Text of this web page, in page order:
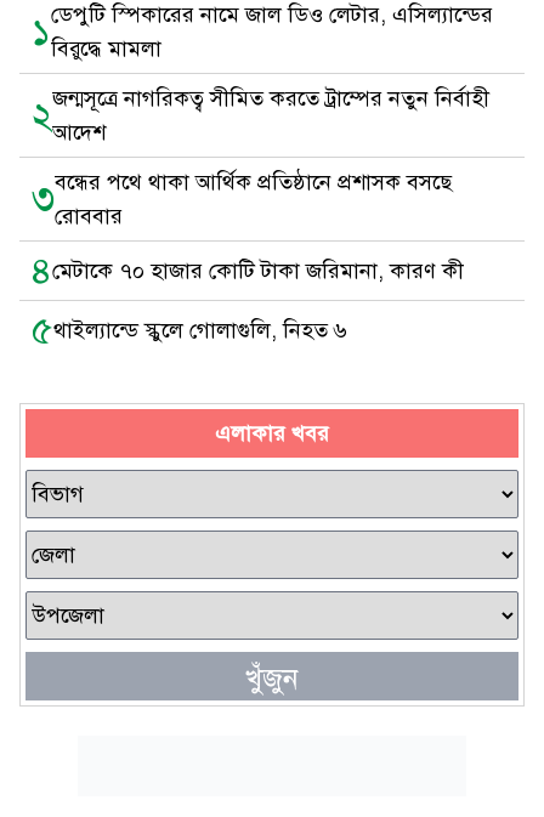
১ডেপুটি স্পিকারের নামে জাল ডিও লেটার, এসিল্যান্ডের
বিরুদ্ধে মামলা
২জন্মসূত্রে নাগরিকত্ব সীমিত করতে ট্রাম্পের নতুন নির্বাহী
আদেশ
৩বন্ধের পথে থাকা আর্থিক প্রতিষ্ঠানে প্রশাসক বসছে
রোববার
৪মেটাকে ৭০ হাজার কোটি টাকা জরিমানা, কারণ কী
৫থাইল্যান্ডে স্কুলে গোলাগুলি, নিহত ৬
এলাকার খবর
খুঁজুন